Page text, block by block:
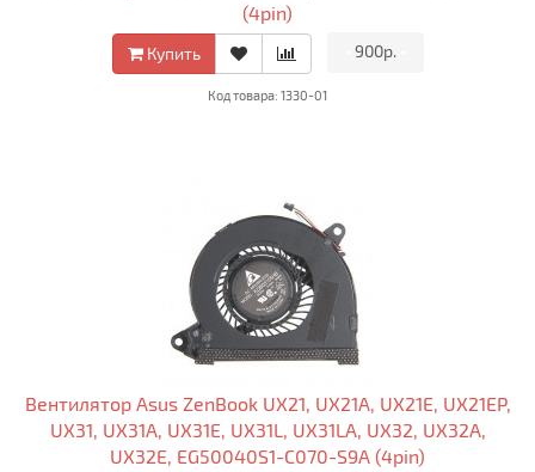
(4pin)
Купить 900р.
Код товара: 1330-01
Вентилятор Asus ZenBook UX21, UX21A, UX21E, UX21EP,
UX31, UX31A, UX31E, UX31L, UX31LA, UX32, UX32A,
UX32E, EG50040S1-C070-S9A (4pin)